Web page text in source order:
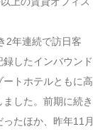
2年連続で訪日客
したインバウンド
トホテルともに高
した。前期に続き
たほか、昨年11月